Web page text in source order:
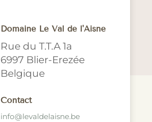
Domaine Le Val de l'Aisne
Rue du T.T.A 1a
6997 Blier-Erezée
Belgique
Contact
info@levaldelaisne.be